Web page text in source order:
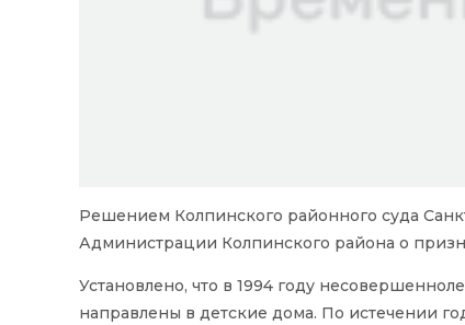
Решением Колпинского районного суда
Администрации Колпинского района о
Установлено, что в 1994 году
направлены в детские дома. По истечении